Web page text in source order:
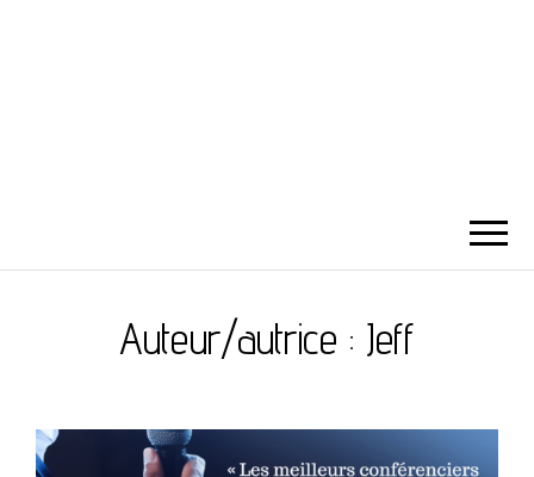
Auteur/autrice : Jeff